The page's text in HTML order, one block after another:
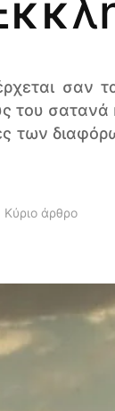
σαν
του
των
Κύριο άρθρο